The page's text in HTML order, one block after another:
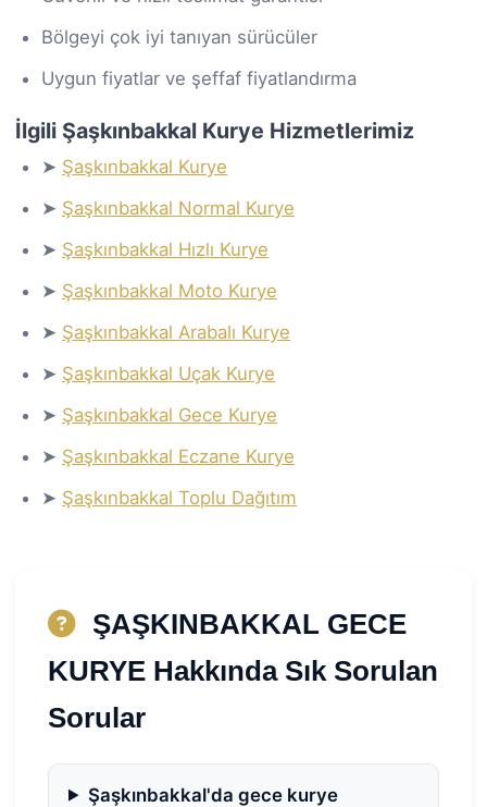
Bölgeyi çok iyi tanıyan sürücüler
Uygun fiyatlar ve şeffaf fiyatlandırma
İlgili Şaşkınbakkal Kurye Hizmetlerimiz
➤ Şaşkınbakkal Kurye
➤ Şaşkınbakkal Normal Kurye
➤ Şaşkınbakkal Hızlı Kurye
➤ Şaşkınbakkal Moto Kurye
➤ Şaşkınbakkal Arabalı Kurye
➤ Şaşkınbakkal Uçak Kurye
➤ Şaşkınbakkal Gece Kurye
➤ Şaşkınbakkal Eczane Kurye
➤ Şaşkınbakkal Toplu Dağıtım
ŞAŞKINBAKKAL GECE
KURYE Hakkında Sık Sorulan
Sorular
Şaşkınbakkal'da gece kurye